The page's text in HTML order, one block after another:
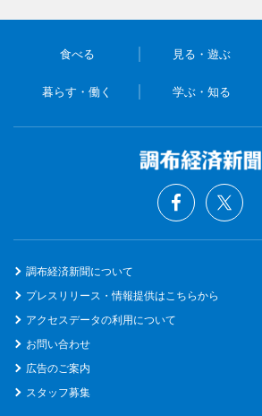
食べる 見る・遊ぶ
暮らす・働く 学ぶ・知る
調布経済新聞について
プレスリリース・情報提供はこちらから
アクセスデータの利用について
お問い合わせ
広告のご案内
スタッフ募集